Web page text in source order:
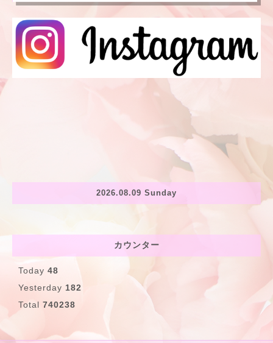
2026.08.09 Sunday
カウンター
Today 48
Yesterday 182
Total 740238